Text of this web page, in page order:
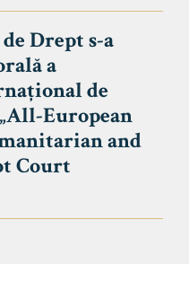
Drept s-a
a
de
European
and
Court